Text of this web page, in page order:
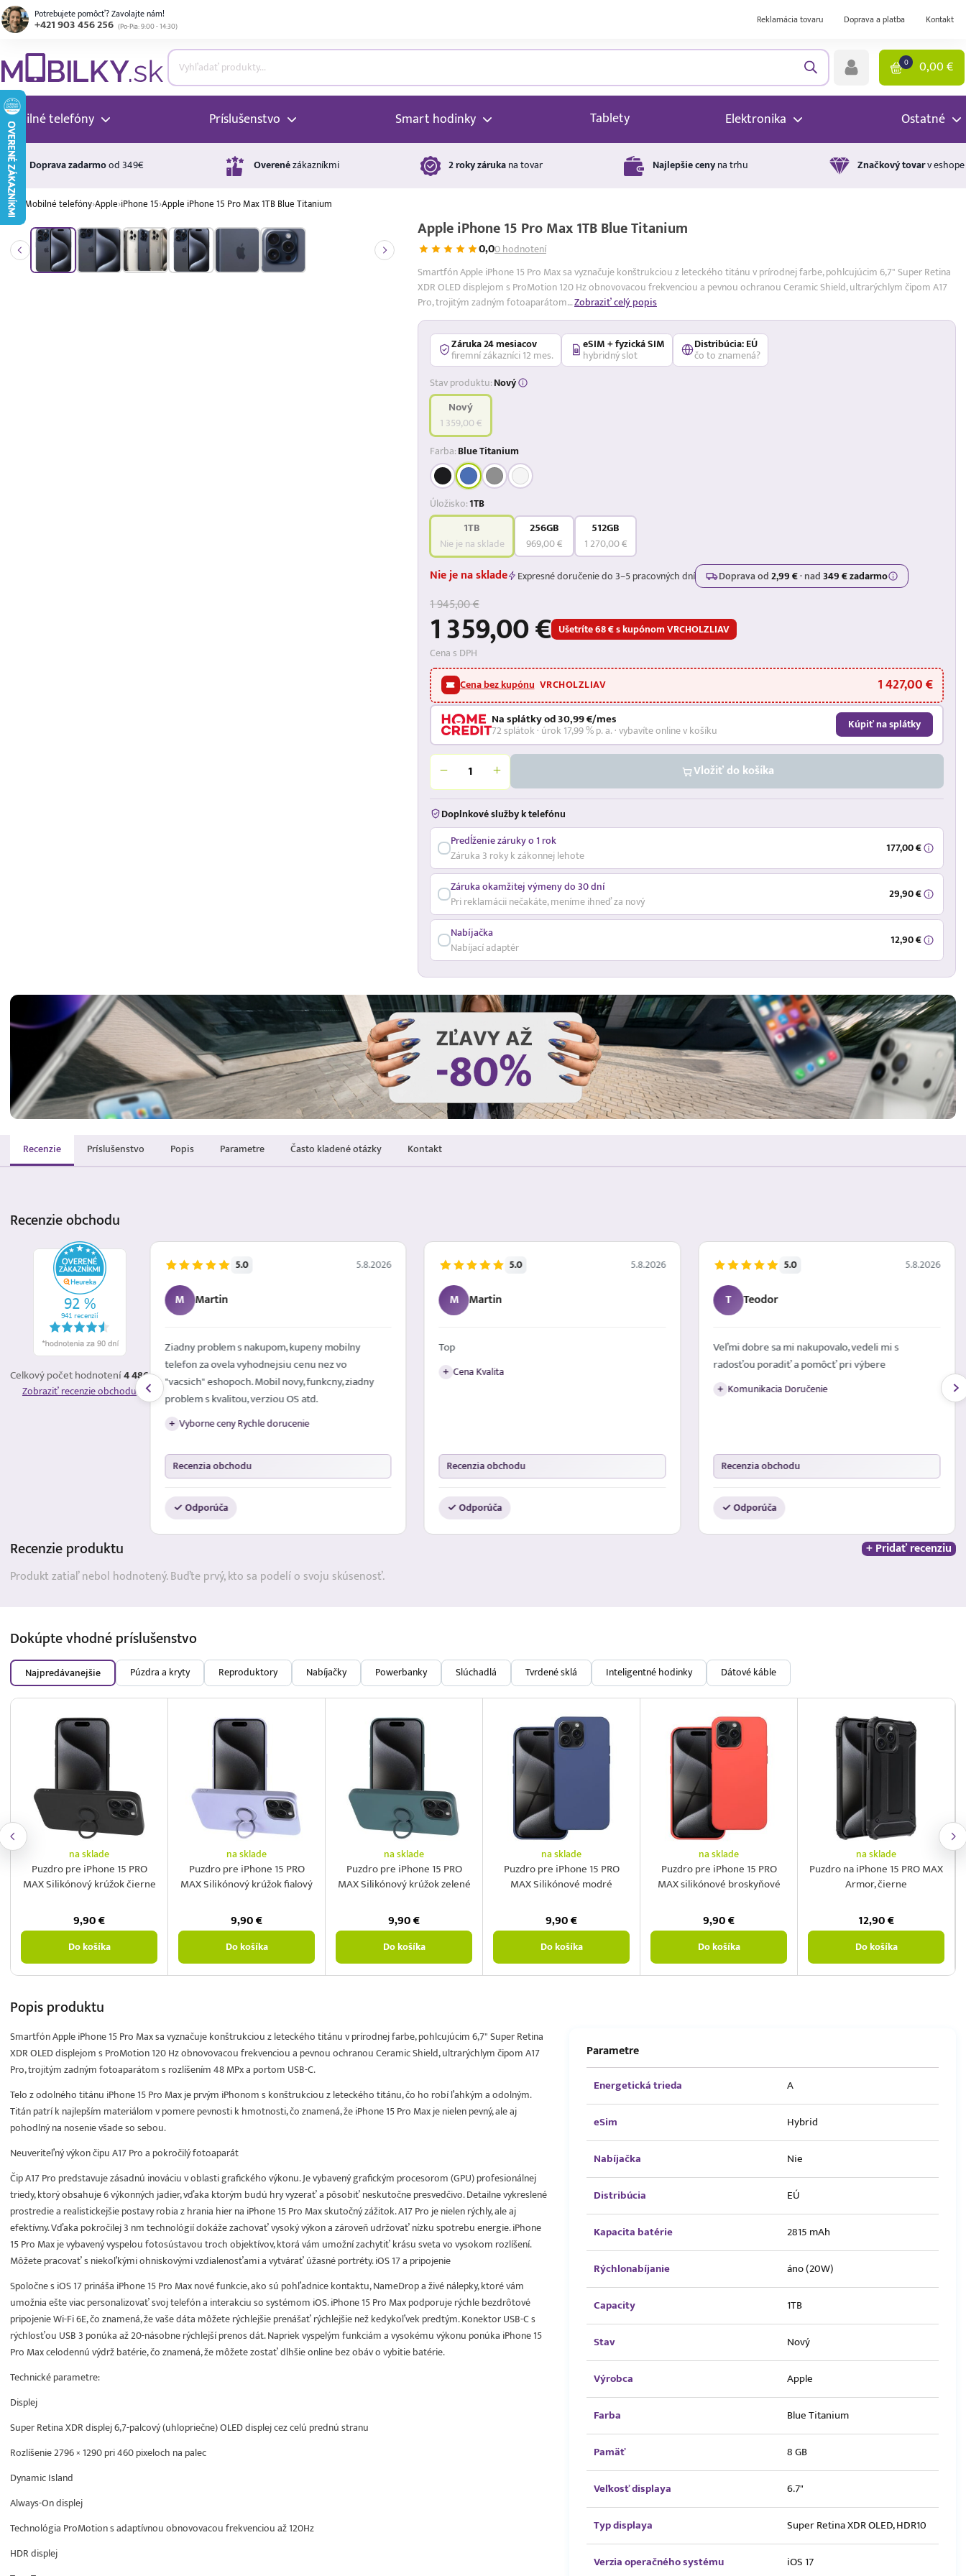
Potrebujete pomôcť? Zavolajte nám!
+421 903 456 256 (Po-Pia: 9:00 - 14:30) Reklamácia tovaru Doprava a platba Kontakt
0 0,00€
Mobilné telefóny Príslušenstvo Smart hodinky Tablety Elektronika Ostatné
Doprava zadarmood 349€ Overenézákazníkmi 2 roky zárukana tovar Najlepšie cenyna trhu Značkový tovarv eshope
Mobilné telefóny›Apple›iPhone 15›Apple iPhone 15 Pro Max 1TB Blue Titanium
A A ↑
G
Úrok
17,99 %
p.a.
Apple iPhone 15 Pro Max 1TB Blue Titanium
0,00 hodnotení
Smartfón Apple iPhone 15 Pro Max sa vyznačuje konštrukciou z leteckého titánu v prírodnej farbe, pohlcujúcim 6,7" Super Retina
XDR OLED displejom s ProMotion 120 Hz obnovovacou frekvenciou a pevnou ochranou Ceramic Shield, ultrarýchlym čipom A17
Pro, trojitým zadným fotoaparátom…Zobraziť celý popis
Záruka 24 mesiacov
firemní zákazníci 12 mes.
eSIM + fyzická SIM
hybridný slot
Distribúcia: EÚ
čo to znamená?
Stav produktu:Nový
Nový
1 359,00 €
Farba:Blue Titanium
Úložisko:1TB
1TB
Nie je na sklade
256GB
969,00 €
512GB
1 270,00 €
Nie je na sklade Expresné doručenie do 3–5 pracovných dní Doprava od2,99 €·nad349 € zadarmo
1 945,00 €
1 359,00 € Ušetríte 68 € s kupónom VRCHOLZLIAV
Cena s DPH
Cena bez kupónu VRCHOLZLIAV 1 427,00 €
Na splátky od 30,99 €/mes
72 splátok · úrok 17,99 % p. a. · vybavíte online v košíku Kúpiť na splátky
Vložiť do košíka
Doplnkové služby k telefónu
Predĺženie záruky o 1 rok
Záruka 3 roky k zákonnej lehote
177,00 €
Záruka okamžitej výmeny do 30 dní
Pri reklamácii nečakáte, meníme ihneď za nový
29,90 €
Nabíjačka
Nabíjací adaptér
12,90 €
Recenzie Príslušenstvo Popis Parametre Často kladené otázky Kontakt
Recenzieobchodu
Celkový počet hodnotení4 486
Zobraziť recenzie obchodu
5.8.2026
Spokojna
5.0 5.8.2026
M Martin
Ziadny problem s nakupom, kupeny mobilny
telefon za ovela vyhodnejsiu cenu nez vo
"vacsich" eshopoch. Mobil novy, funkcny, ziadny
problem s kvalitou, verziou OS atd.
+ Vyborne ceny Rychle dorucenie
Recenzia obchodu
✓ Odporúča
5.0 5.8.2026
M Martin
Top
+ Cena Kvalita
Recenzia obchodu
✓ Odporúča
5.0 5.8.2026
T Teodor
Veľmi dobre sa mi nakupovalo, vedeli mi s
radosťou poradiť a pomôcť pri výbere
+ Komunikacia Doručenie
Recenzia obchodu
✓ Odporúča
Recenzieproduktu
+ Pridať recenziu
Produkt zatiaľ nebol hodnotený. Buďte prvý, kto sa podelí o svoju skúsenosť.
Dokúpte vhodnépríslušenstvo
Najpredávanejšie Púzdra a kryty Reproduktory Nabíjačky Powerbanky Slúchadlá Tvrdené sklá Inteligentné hodinky Dátové káble
na sklade
Puzdro pre iPhone 15 PRO
MAX Silikónový krúžok čierne
9,90€
Do košíka
na sklade
Puzdro pre iPhone 15 PRO
MAX Silikónový krúžok fialový
9,90€
Do košíka
na sklade
Puzdro pre iPhone 15 PRO
MAX Silikónový krúžok zelené
9,90€
Do košíka
na sklade
Puzdro pre iPhone 15 PRO
MAX Silikónové modré
9,90€
Do košíka
na sklade
Puzdro pre iPhone 15 PRO
MAX silikónové broskyňové
9,90€
Do košíka
na sklade
Puzdro na iPhone 15 PRO MAX
Armor, čierne
12,90€
Do košíka
Popisproduktu
Smartfón Apple iPhone 15 Pro Max sa vyznačuje konštrukciou z leteckého titánu v prírodnej farbe, pohlcujúcim 6,7" Super Retina
XDR OLED displejom s ProMotion 120 Hz obnovovacou frekvenciou a pevnou ochranou Ceramic Shield, ultrarýchlym čipom A17
Pro, trojitým zadným fotoaparátom s rozlíšením 48 MPx a portom USB-C.
Telo z odolného titánu iPhone 15 Pro Max je prvým iPhonom s konštrukciou z leteckého titánu, čo ho robí ľahkým a odolným.
Titán patrí k najlepším materiálom v pomere pevnosti k hmotnosti, čo znamená, že iPhone 15 Pro Max je nielen pevný, ale aj
pohodlný na nosenie všade so sebou.
Neuveriteľný výkon čipu A17 Pro a pokročilý fotoaparát
Čip A17 Pro predstavuje zásadnú inováciu v oblasti grafického výkonu. Je vybavený grafickým procesorom (GPU) profesionálnej
triedy, ktorý obsahuje 6 výkonných jadier, vďaka ktorým budú hry vyzerať a pôsobiť neskutočne presvedčivo. Detailne vykreslené
prostredie a realistickejšie postavy robia z hrania hier na iPhone 15 Pro Max skutočný zážitok. A17 Pro je nielen rýchly, ale aj
efektívny. Vďaka pokročilej 3 nm technológií dokáže zachovať vysoký výkon a zároveň udržovať nízku spotrebu energie. iPhone
15 Pro Max je vybavený vyspelou fotosústavou troch objektívov, ktorá vám umožní zachytiť krásu sveta vo vysokom rozlíšení.
Môžete pracovať s niekoľkými ohniskovými vzdialenosťami a vytvárať úžasné portréty. iOS 17 a pripojenie
Spoločne s iOS 17 prináša iPhone 15 Pro Max nové funkcie, ako sú pohľadnice kontaktu, NameDrop a živé nálepky, ktoré vám
umožnia ešte viac personalizovať svoj telefón a interakciu so systémom iOS. iPhone 15 Pro Max podporuje rýchle bezdrôtové
pripojenie Wi-Fi 6E, čo znamená, že vaše dáta môžete rýchlejšie prenášať rýchlejšie než kedykoľvek predtým. Konektor USB-C s
rýchlosťou USB 3 ponúka až 20-násobne rýchlejší prenos dát. Napriek vyspelým funkciám a vysokému výkonu ponúka iPhone 15
Pro Max celodennú výdrž batérie, čo znamená, že môžete zostať dlhšie online bez obáv o vybitie batérie.
Technické parametre:
Displej
Super Retina XDR displej 6,7-palcový (uhlopriečne) OLED displej cez celú prednú stranu
Rozlíšenie 2796 × 1290 pri 460 pixeloch na palec
Dynamic Island
Always-On displej
Technológia ProMotion s adaptívnou obnovovacou frekvenciou až 120Hz
HDR displej
Parametre
Energetická trieda A
eSim Hybrid
Nabíjačka Nie
Distribúcia EÚ
Kapacita batérie 2815 mAh
Rýchlonabíjanie áno (20W)
Capacity 1TB
Stav Nový
Výrobca Apple
Farba Blue Titanium
Pamäť 8 GB
Veľkosť displaya 6.7"
Typ displaya Super Retina XDR OLED, HDR10
Verzia operačného systému iOS 17